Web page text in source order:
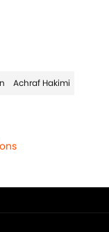
Achraf Hakimi